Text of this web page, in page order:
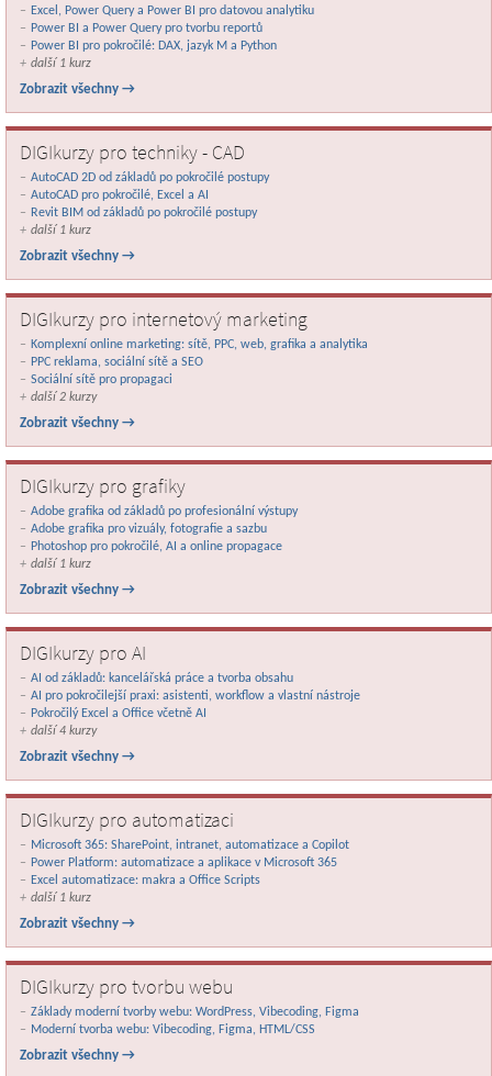
Excel, Power Query a Power BI pro datovou analytiku
Power BI a Power Query pro tvorbu reportů
Power BI pro pokročilé: DAX, jazyk M a Python
další 1 kurz
Zobrazit všechny →
DIGIkurzy pro techniky - CAD
AutoCAD 2D od základů po pokročilé postupy
AutoCAD pro pokročilé, Excel a AI
Revit BIM od základů po pokročilé postupy
další 1 kurz
Zobrazit všechny →
DIGIkurzy pro internetový marketing
Komplexní online marketing: sítě, PPC, web, grafika a analytika
PPC reklama, sociální sítě a SEO
Sociální sítě pro propagaci
další 2 kurzy
Zobrazit všechny →
DIGIkurzy pro grafiky
Adobe grafika od základů po profesionální výstupy
Adobe grafika pro vizuály, fotografie a sazbu
Photoshop pro pokročilé, AI a online propagace
další 1 kurz
Zobrazit všechny →
DIGIkurzy pro AI
AI od základů: kancelářská práce a tvorba obsahu
AI pro pokročilejší praxi: asistenti, workflow a vlastní nástroje
Pokročilý Excel a Office včetně AI
další 4 kurzy
Zobrazit všechny →
DIGIkurzy pro automatizaci
Microsoft 365: SharePoint, intranet, automatizace a Copilot
Power Platform: automatizace a aplikace v Microsoft 365
Excel automatizace: makra a Office Scripts
další 1 kurz
Zobrazit všechny →
DIGIkurzy pro tvorbu webu
Základy moderní tvorby webu: WordPress, Vibecoding, Figma
Moderní tvorba webu: Vibecoding, Figma, HTML/CSS
Zobrazit všechny →